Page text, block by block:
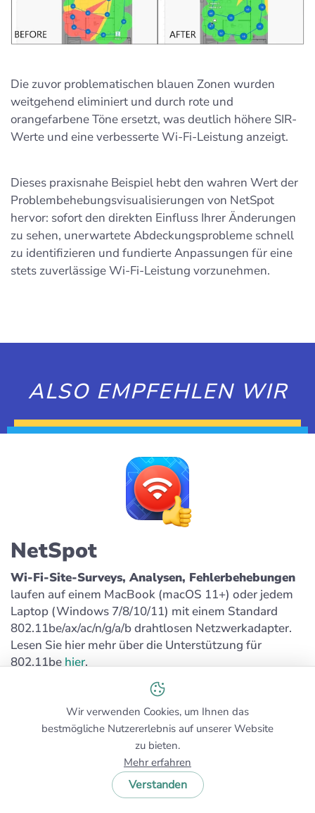
Die zuvor problematischen blauen Zonen wurden
weitgehend eliminiert und durch rote und
orangefarbene Töne ersetzt, was deutlich höhere SIR-
Werte und eine verbesserte Wi-Fi-Leistung anzeigt.
Dieses praxisnahe Beispiel hebt den wahren Wert der
Problembehebungsvisualisierungen von NetSpot
hervor: sofort den direkten Einfluss Ihrer Änderungen
zu sehen, unerwartete Abdeckungsprobleme schnell
zu identifizieren und fundierte Anpassungen für eine
stets zuverlässige Wi-Fi-Leistung vorzunehmen.
ALSO EMPFEHLEN WIR
NetSpot
Wi-Fi-Site-Surveys, Analysen, Fehlerbehebungen
laufen auf einem MacBook (macOS 11+) oder jedem
Laptop (Windows 7/8/10/11) mit einem Standard
802.11be/ax/ac/n/g/a/b drahtlosen Netzwerkadapter.
Lesen Sie hier mehr über die Unterstützung für
802.11behier.
214 Nutzerbewertungen
WLAN-Standort-
Gutachten, Planung,
Analyse, Fehlerbehebung
10+
Wir verwenden Cookies, um Ihnen das
bestmögliche Nutzererlebnis auf unserer Website
zu bieten.
Mehr erfahren
Verstanden